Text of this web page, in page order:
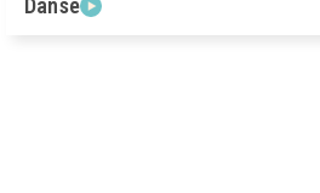
Danse